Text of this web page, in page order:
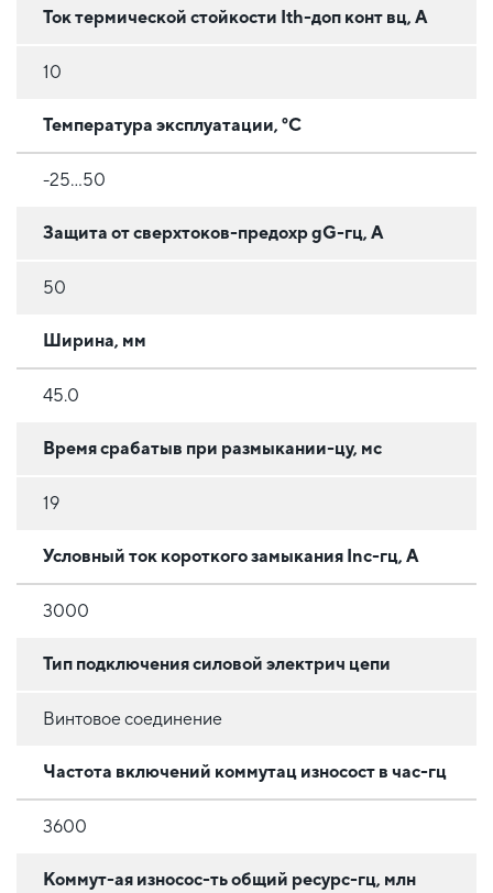
Ток термической стойкости Ith-доп конт вц, А
10
Температура эксплуатации, °C
-25...50
Защита от сверхтоков-предохр gG-гц, А
50
Ширина, мм
45.0
Время срабатыв при размыкании-цу, мс
19
Условный ток короткого замыкания Inc-гц, А
3000
Тип подключения силовой электрич цепи
Винтовое соединение
Частота включений коммутац износост в час-гц
3600
Коммут-ая износос-ть общий ресурс-гц, млн